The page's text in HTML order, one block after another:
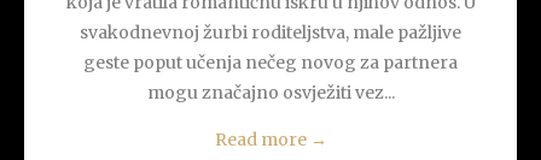
svakodnevnoj žurbi roditeljstva, male pažljive
geste poput učenja nečeg novog za partnera
mogu značajno osvježiti vez...
Read more →